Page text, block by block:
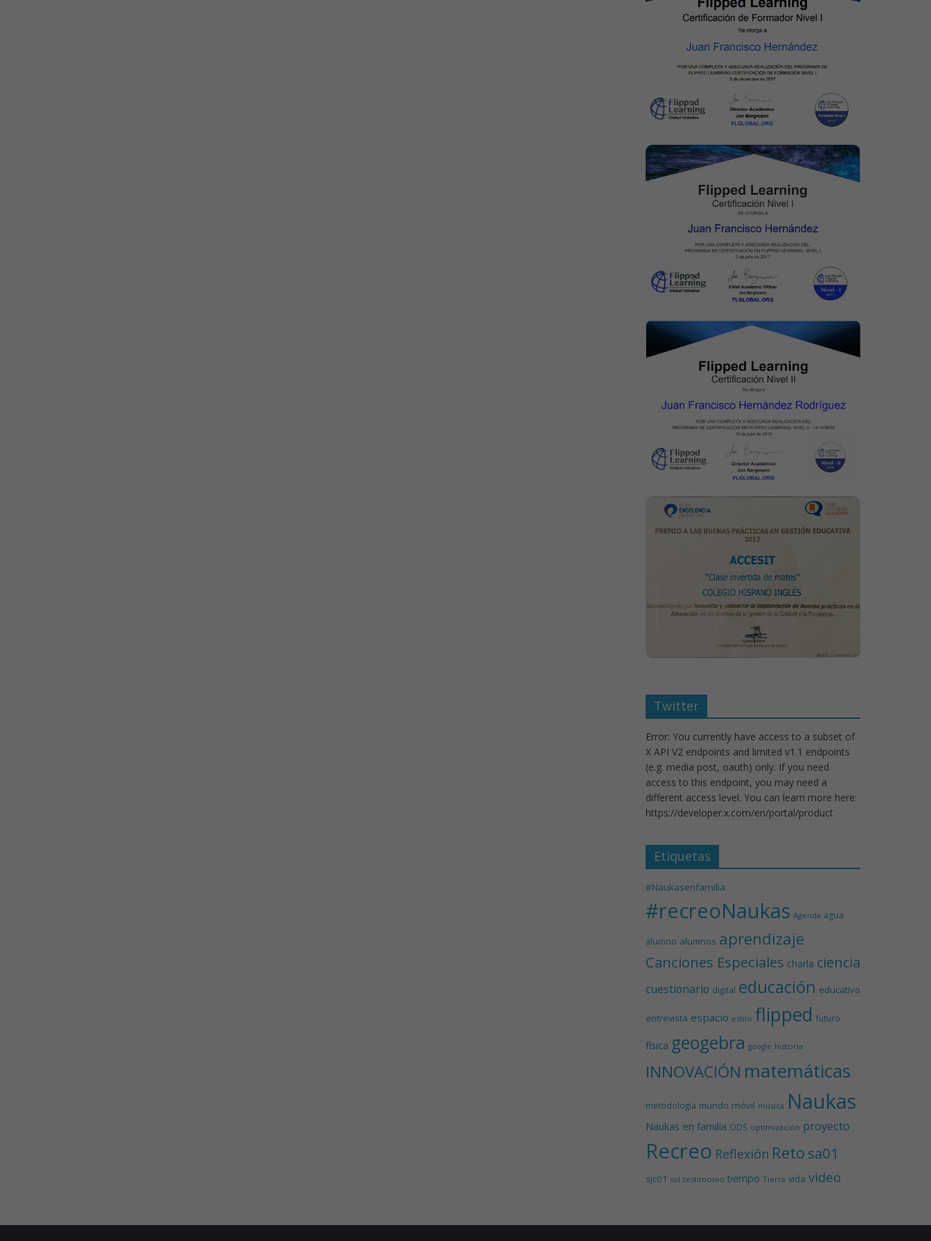
Twitter
Error: You currently have access to a subset of
X API V2 endpoints and limited v1.1 endpoints
(e.g. media post, oauth) only. If you need
access to this endpoint, you may need a
different access level. You can learn more here:
https://developer.x.com/en/portal/product
Etiquetas
#Naukasenfamilia
#recreoNaukas Agenda agua
alumno alumnos aprendizaje
Canciones Especiales charla ciencia
cuestionario digital educación educativo
entrevista espacio estilo flipped futuro
física geogebra google historia
INNOVACIÓN matemáticas
metodología mundo móvil música Naukas
Naukas en familia ODS optimización proyecto
Recreo Reflexión Reto sa01
sjc01 sol testimonio tiempo Tierra vida video